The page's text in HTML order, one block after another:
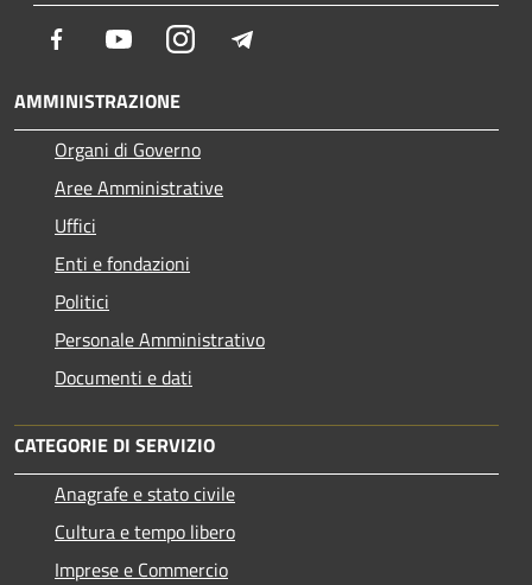
Facebook YoutubeInstagram
AMMINISTRAZIONE
Organi di Governo
Aree Amministrative
Uffici
Enti e fondazioni
Politici
Personale Amministrativo
Documenti e dati
CATEGORIE DI SERVIZIO
Anagrafe e stato civile
Cultura e tempo libero
Imprese e Commercio